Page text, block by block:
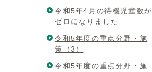
令和5年4月の待機児童数が
ゼロになりました
令和5年度の重点分野・施
策（3）
令和5年度の重点分野・施